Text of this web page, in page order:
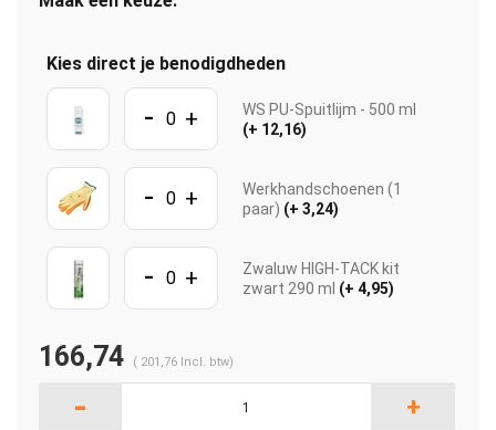
Kies direct je benodigdheden
- +
WS PU-Spuitlijm - 500 ml
(+ 12,16)
- +
Werkhandschoenen (1
paar) (+ 3,24)
- +
Zwaluw HIGH-TACK kit
zwart 290 ml (+ 4,95)
166,74 ( 201,76 Incl. btw)
- +